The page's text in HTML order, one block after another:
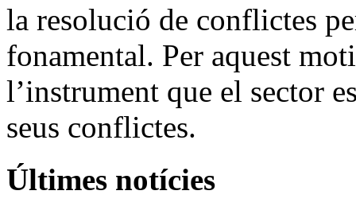
la resolució de conflictes
fonamental. Per aquest
l’instrument que el sector
seus conflictes.
Últimes notícies